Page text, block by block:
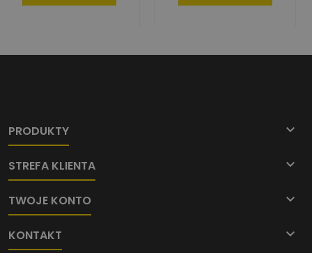
PRODUKTY 
STREFA KLIENTA 
TWOJE KONTO 
KONTAKT 